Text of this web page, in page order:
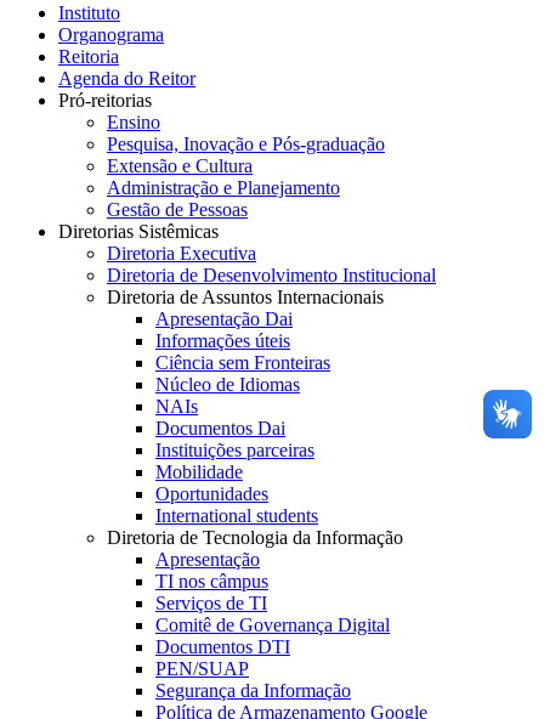
Instituto
Organograma
Reitoria
Agenda do Reitor
Pró-reitorias
Ensino
Pesquisa, Inovação e Pós-graduação
Extensão e Cultura
Administração e Planejamento
Gestão de Pessoas
Diretorias Sistêmicas
Diretoria Executiva
Diretoria de Desenvolvimento Institucional
Diretoria de Assuntos Internacionais
Apresentação Dai
Informações úteis
Ciência sem Fronteiras
Núcleo de Idiomas
NAIs
Documentos Dai
Instituições parceiras
Mobilidade
Oportunidades
International students
Diretoria de Tecnologia da Informação
Apresentação
TI nos câmpus
Serviços de TI
Comitê de Governança Digital
Documentos DTI
PEN/SUAP
Segurança da Informação
Política de Armazenamento Google